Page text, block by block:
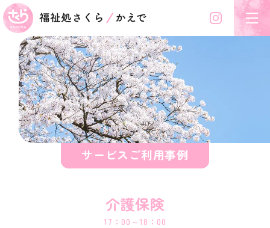
福祉処さくら/かえで
Instagram
サービスご利用事例
介護保険
17：00～18：00